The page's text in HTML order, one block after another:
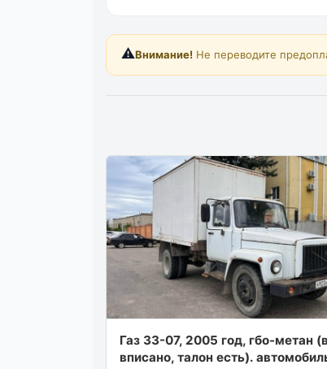
⚠️Внимание! Не переводите
Газ 33-07, 2005 год, гбо-метан
вписано, талон есть).